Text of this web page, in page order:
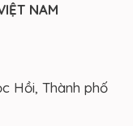
NAM
Hồi, Thành phố